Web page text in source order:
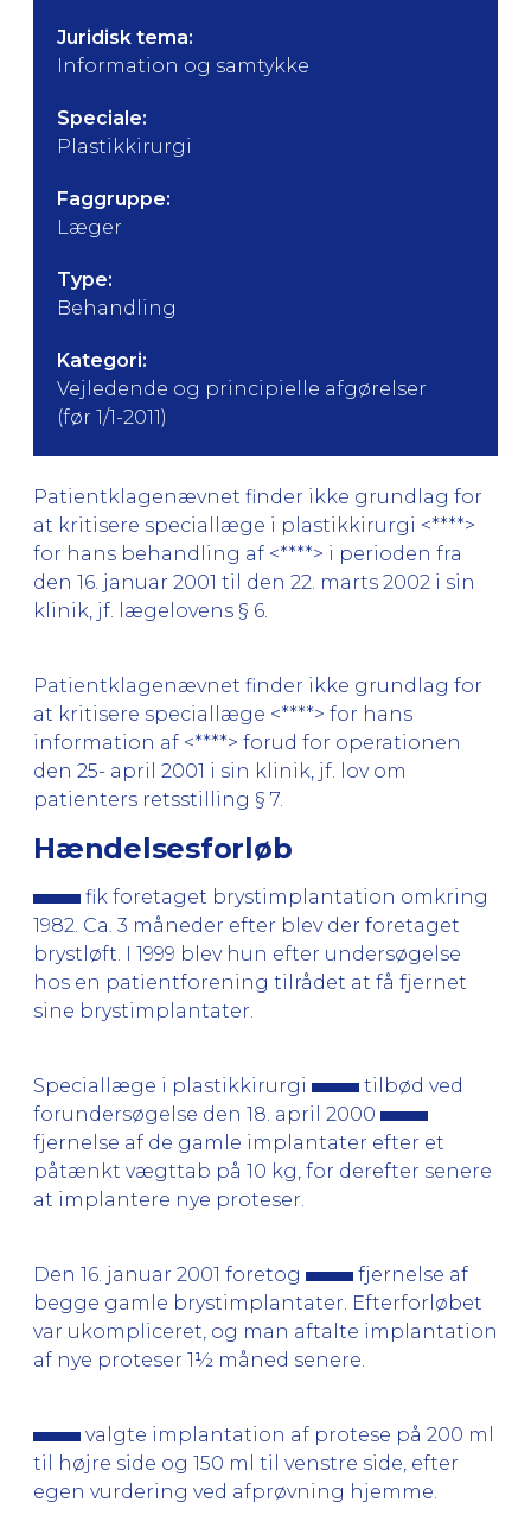
Juridisk tema:
Information og samtykke
Speciale:
Plastikkirurgi
Faggruppe:
Læger
Type:
Behandling
Kategori:
Vejledende og principielle afgørelser
(før 1/1-2011)
Patientklagenævnet finder ikke grundlag for
at kritisere speciallæge i plastikkirurgi <****>
for hans behandling af <****> i perioden fra
den 16. januar 2001 til den 22. marts 2002 i sin
klinik, jf. lægelovens § 6.
Patientklagenævnet finder ikke grundlag for
at kritisere speciallæge <****> for hans
information af <****> forud for operationen
den 25- april 2001 i sin klinik, jf. lov om
patienters retsstilling § 7.
Hændelsesforløb
fik foretaget brystimplantation omkring
1982. Ca. 3 måneder efter blev der foretaget
brystløft. I 1999 blev hun efter undersøgelse
hos en patientforening tilrådet at få fjernet
sine brystimplantater.
Speciallæge i plastikkirurgi
tilbød ved
forundersøgelse den 18. april 2000
fjernelse af de gamle implantater efter et
påtænkt vægttab på 10 kg, for derefter senere
at implantere nye proteser.
Den 16. januar 2001 foretog
fjernelse af
begge gamle brystimplantater. Efterforløbet
var ukompliceret, og man aftalte implantation
af nye proteser 1½ måned senere.
valgte implantation af protese på 200 ml
til højre side og 150 ml til venstre side, efter
egen vurdering ved afprøvning hjemme.